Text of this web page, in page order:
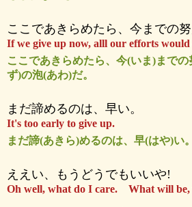
ここであきらめたら、今までの努
If we give up now, alll our efforts would
ここであきらめたら、今(いま)まで
ず)の泡(あわ)だ。
まだ諦めるのは、早い。
It's too early to give up.
まだ諦(あきら)めるのは、早(はや)い。
ええい、もうどうでもいいや!
Oh well, what do I care. What will be,